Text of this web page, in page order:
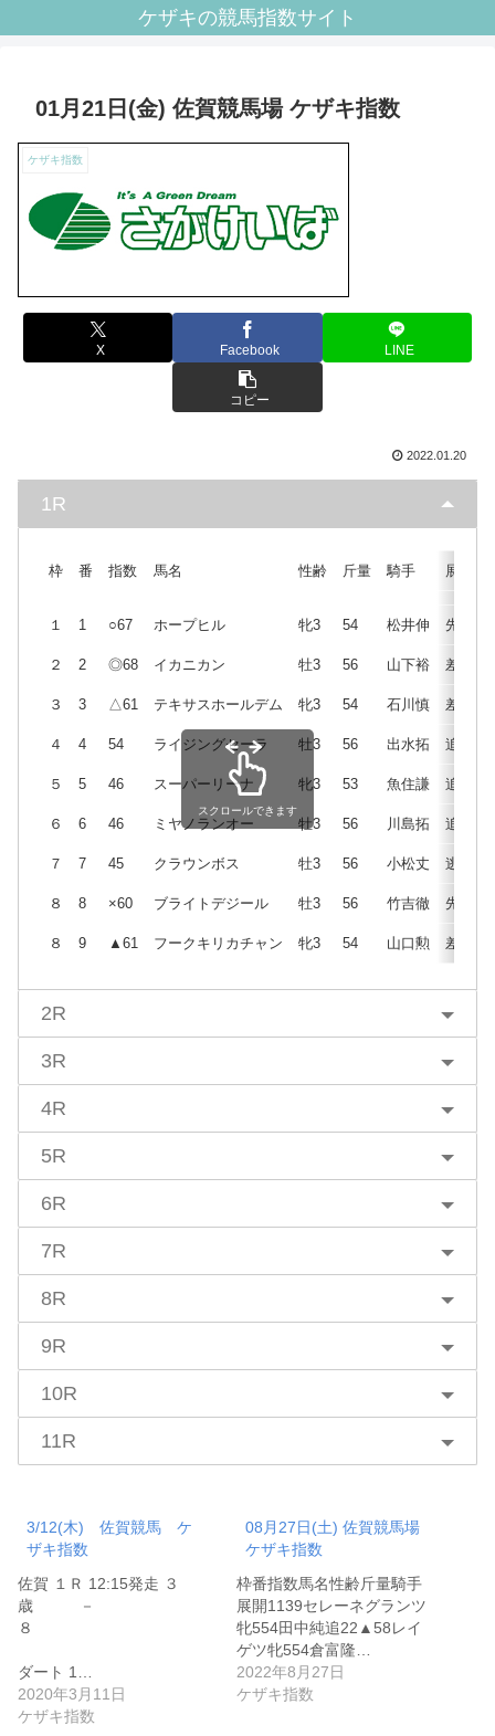
ケザキの競馬指数サイト
01月21日(金) 佐賀競馬場 ケザキ指数
ケザキ指数
X Facebook LINE
コピー
2022.01.20
1R
枠 番 指数 馬名 性齢 斤量 騎手 展開
１ 1 ○67 ホープヒル 牝3 54 松井伸 先
２ 2 ◎68 イカニカン 牡3 56 山下裕 差
３ 3 △61 テキサスホールデム 牝3 54 石川慎 差
４ 4 54 ライジングセーラ 牡3 56 出水拓 追
５ 5 46 スーパーリーナ 牝3 53 魚住謙 追
６ 6 46 ミヤノランオー 牡3 56 川島拓 追
７ 7 45 クラウンボス 牡3 56 小松丈 逃
８ 8 ×60 ブライトデジール 牡3 56 竹吉徹 先
８ 9 ▲61 フークキリカチャン 牝3 54 山口勲 差
スクロールできます
2R
3R
4R
5R
6R
7R
8R
9R
10R
11R
3/12(木) 佐賀競馬 ケ
ザキ指数
佐賀 １Ｒ 12:15発走 ３
歳 －
８
ダート 1…
2020年3月11日
ケザキ指数
08月27日(土) 佐賀競馬場
ケザキ指数
枠番指数馬名性齢斤量騎手
展開1139セレーネグランツ
牝554田中純追22▲58レイ
ゲツ牝554倉富隆…
2022年8月27日
ケザキ指数